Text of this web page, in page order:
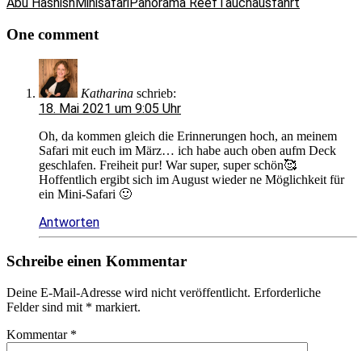
One comment
Katharina schrieb:
18. Mai 2021 um 9:05 Uhr
Oh, da kommen gleich die Erinnerungen hoch, an meinem
Safari mit euch im März… ich habe auch oben aufm Deck
geschlafen. Freiheit pur! War super, super schön🥰
Hoffentlich ergibt sich im August wieder ne Möglichkeit für
ein Mini-Safari 🙂
Antworten
Schreibe einen Kommentar
Deine E-Mail-Adresse wird nicht veröffentlicht. Erforderliche
Felder sind mit * markiert.
Kommentar *